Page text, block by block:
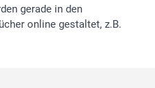
gerade in den
online gestaltet, z.B.